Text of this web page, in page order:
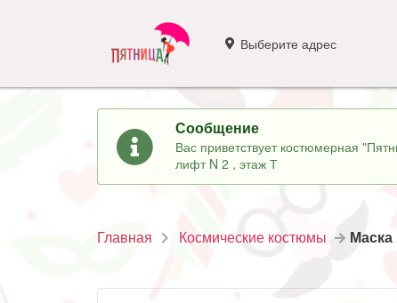
Выберите адрес
Сообщение
Вас приветствует костюмерная
лифт N 2 , этаж Т
Главная Космические костюмы Маска